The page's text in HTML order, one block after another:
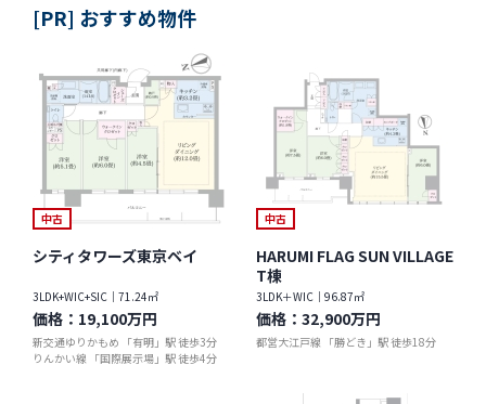
[PR] おすすめ物件
中古
シティタワーズ東京ベイ
3LDK+WIC+SIC｜71.24㎡
価格： 19,100万円
新交通ゆりかもめ 「有明」駅 徒歩3分
りんかい線 「国際展示場」駅 徒歩4分
中古
HARUMI FLAG SUN VILLAGE
T棟
3LDK＋WIC｜96.87㎡
価格： 32,900万円
都営大江戸線 「勝どき」駅 徒歩18分